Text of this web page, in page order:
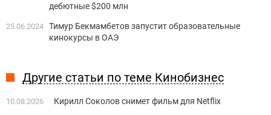
дебютные $200 млн
25.06.2024 Тимур Бекмамбетов запустит образовательные
кинокурсы в ОАЭ
Другие статьи по теме Кинобизнес
10.08.2026 Кирилл Соколов снимет фильм для Netflix